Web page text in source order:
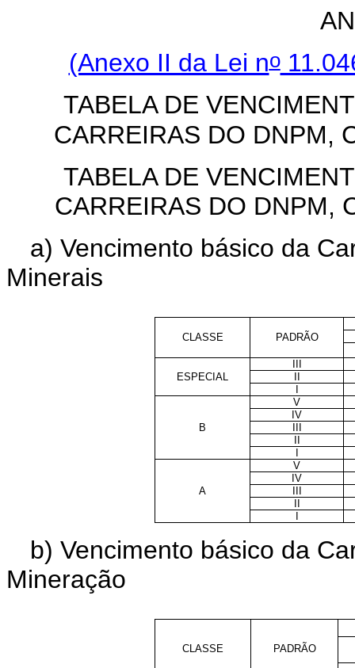
(Anexo II da Lei no
TABELA DE
CARREIRAS DO DNPM,
TABELA DE
CARREIRAS DO DNPM,
a) Vencimento básico da
Minerais
CLASSE PADRÃO
ESPECIAL
III
II
I
B
V
IV
III
II
I
A
V
IV
III
II
I
b) Vencimento básico da
Mineração
CLASSE PADRÃO